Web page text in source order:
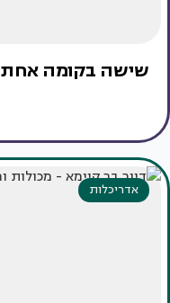
שישה בקומה אחת
אדריכלות